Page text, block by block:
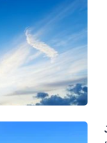
de centre,
en toute
de
du 16/12/26
dédiées).